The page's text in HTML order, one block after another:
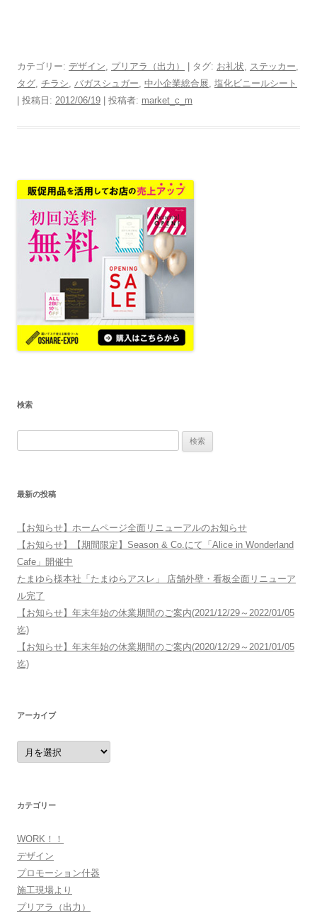
カテゴリー: デザイン, プリアラ（出力） | タグ: お礼状, ステッカー,
タグ, チラシ, バガスシュガー, 中小企業総合展, 塩化ビニールシート
| 投稿日: 2012/06/19 投稿者: market_c_m
検索
最新の投稿
【お知らせ】ホームページ全面リニューアルのお知らせ
【お知らせ】【期間限定】Season & Co.にて「Alice in Wonderland
Cafe」開催中
たまゆら様本社「たまゆらアスレ」 店舗外壁・看板全面リニューア
ル完了
【お知らせ】年末年始の休業期間のご案内(2021/12/29～2022/01/05
迄)
【お知らせ】年末年始の休業期間のご案内(2020/12/29～2021/01/05
迄)
アーカイブ
ア
ー
カ
カテゴリー
WORK！！
デザイン
プロモーション什器
施工現場より
プリアラ（出力）